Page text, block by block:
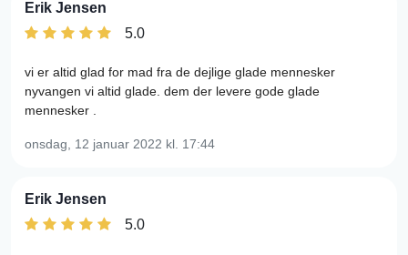
Erik Jensen
5.0
vi er altid glad for mad fra de dejlige glade mennesker
nyvangen vi altid glade. dem der levere gode glade
mennesker .
onsdag, 12 januar 2022 kl. 17:44
Erik Jensen
5.0